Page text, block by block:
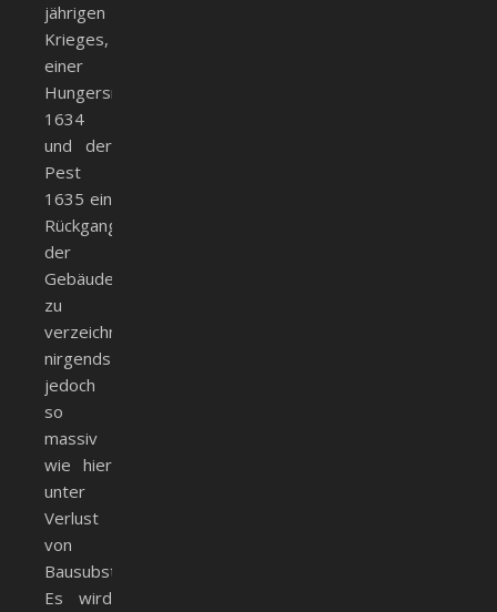
jährigen
Krieges,
einer
Hungersnot
1634
und der
Pest
1635 ein
Rückgang
der
Gebäudewerte
zu
verzeichnen,
nirgends
jedoch
so
massiv
wie hier
unter
Verlust
von
Bausubstanz.
Es wird